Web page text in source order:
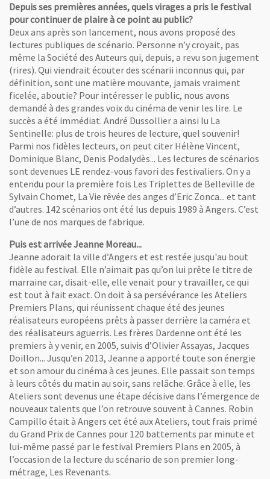
Depuis ses premières années, quels virages a pris le festival
pour continuer de plaire à ce point au public?
Deux ans après son lancement, nous avons proposé des
lectures publiques de scénario. Personne n’y croyait, pas
même la Société des Auteurs qui, depuis, a revu son jugement
(rires). Qui viendrait écouter des scénarii inconnus qui, par
définition, sont une matière mouvante, jamais vraiment
ficelée, aboutie? Pour intéresser le public, nous avons
demandé à des grandes voix du cinéma de venir les lire. Le
succès a été immédiat. André Dussollier a ainsi lu La
Sentinelle: plus de trois heures de lecture, quel souvenir!
Parmi nos fidèles lecteurs, on peut citer Hélène Vincent,
Dominique Blanc, Denis Podalydès... Les lectures de scénarios
sont devenues LE rendez-vous favori des festivaliers. On y a
entendu pour la première fois Les Triplettes de Belleville de
Sylvain Chomet, La Vie rêvée des anges d’Eric Zonca... et tant
d’autres. 142 scénarios ont été lus depuis 1989 à Angers. C’est
l’une de nos marques de fabrique.
Puis est arrivée Jeanne Moreau...
Jeanne adorait la ville d’Angers et est restée jusqu'au bout
fidèle au festival. Elle n’aimait pas qu’on lui prête le titre de
marraine car, disait-elle, elle venait pour y travailler, ce qui
est tout à fait exact. On doit à sa persévérance les Ateliers
Premiers Plans, qui réunissent chaque été des jeunes
réalisateurs européens prêts à passer derrière la caméra et
des réalisateurs aguerris. Les frères Dardenne ont été les
premiers à y venir, en 2005, suivis d’Olivier Assayas, Jacques
Doillon... Jusqu’en 2013, Jeanne a apporté toute son énergie
et son amour du cinéma à ces jeunes. Elle passait son temps
à leurs côtés du matin au soir, sans relâche. Grâce à elle, les
Ateliers sont devenus une étape décisive dans l’émergence de
nouveaux talents que l’on retrouve souvent à Cannes. Robin
Campillo était à Angers cet été aux Ateliers, tout frais primé
du Grand Prix de Cannes pour 120 battements par minute et
lui-même passé par le festival Premiers Plans en 2005, à
l’occasion de la lecture du scénario de son premier long-
métrage, Les Revenants.